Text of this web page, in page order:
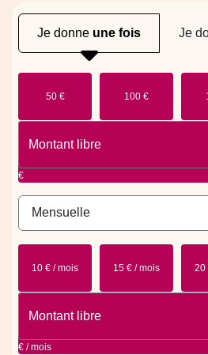
Je donne une fois Je
50 € 100 €
€
10 € / mois 15 € / mois
€ / mois